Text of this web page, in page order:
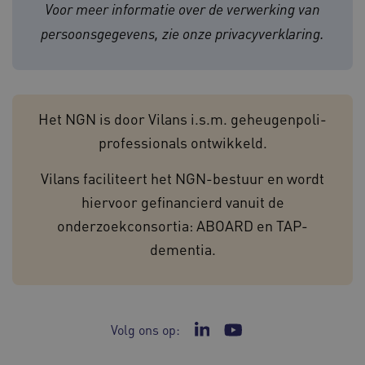
Voor meer informatie over de verwerking van
persoonsgegevens, zie onze privacyverklaring.
Het NGN is door Vilans i.s.m. geheugenpoli-
professionals ontwikkeld.
Vilans faciliteert het NGN-bestuur en wordt
hiervoor gefinancierd vanuit de
onderzoekconsortia: ABOARD en TAP-
dementia.
Volg ons op: Ga naar de LinkedIn
Ga naar het
Naam
Provider / Domein
__Secure-
.youtube.com
ASLBSA www.geheugenpoliklinieken.nl